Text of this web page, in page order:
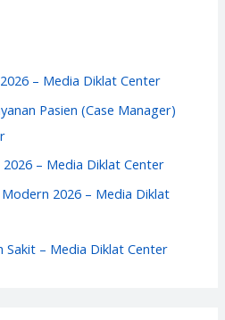
– Media Diklat Center
Pasien (Case Manager)
– Media Diklat Center
2026 – Media Diklat
Sakit – Media Diklat Center